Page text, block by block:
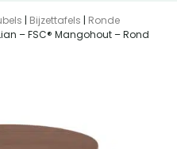
| Bijzettafels | Ronde
– FSC® Mangohout – Rond